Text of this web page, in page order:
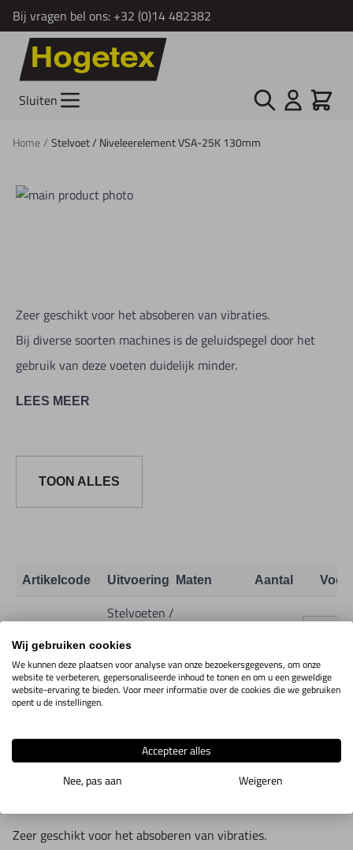
Bij vragen bel ons: +32 (0)14 482382
Ga naar de inhoud
Sluiten Zoek Cart
Home/ Stelvoet / Niveleerelement VSA-25K 130mm
Zeer geschikt voor het absoberen van vibraties.
Bij diverse soorten machines is de geluidspegel door het
gebruik van deze voeten duidelijk minder.
Gewicht 1,76kg
LEES MEER
TOON ALLES
Artikelcode Uitvoering Maten Aantal
Stelvoeten /
VSA-25K
Productomschrijving
Zeer geschikt voor het absoberen van vibraties.
Wij gebruiken cookies
We kunnen deze plaatsen voor analyse van onze bezoekersgegevens, om onze
website te verbeteren, gepersonaliseerde inhoud te tonen en om u een geweldige
website-ervaring te bieden. Voor meer informatie over de cookies die we gebruiken
opent u de instellingen.
Accepteer alles
Nee, pas aan
Weigeren